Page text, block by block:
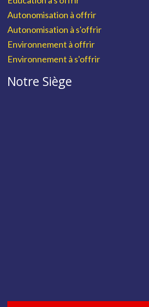
Autonomisation à offrir
Autonomisation à s'offrir
Environnement à offrir
Environnement à s'offrir
Notre Siège